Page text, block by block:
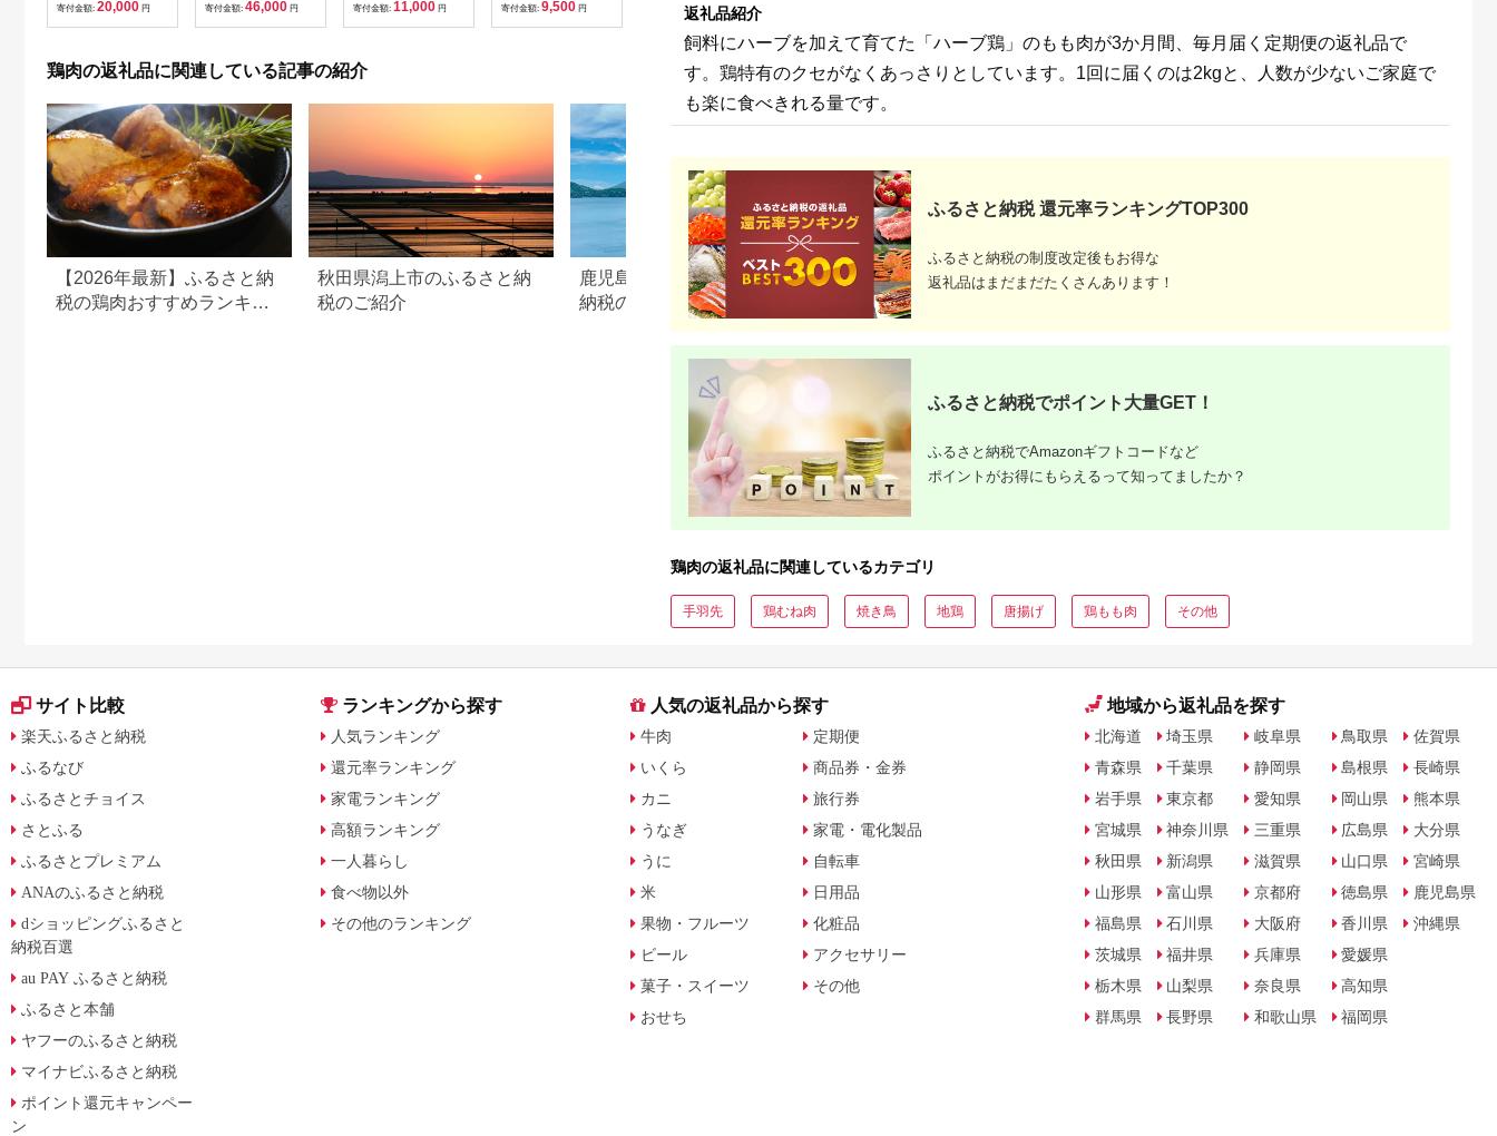
2kg・200g×10パッ
ムネ もも肉 むね肉 胸
おつまみ
寄付金額: 20,000 円
チキン スープ カレー
寄付金額: 46,000 円 寄付金額: 11,000 円 寄付金額: 9,500 円
崎県 日向市
452060063]
寄付金額:11,000円
ルト カレー お取り寄
からあげ 唐揚げ から
あげ から揚げ お弁当
弁当 おかず お惣菜 お
つまみ お肉 肉 鶏 鶏
おかず ギフト
鶏肉の返礼品に関連している記事の紹介
【2026年最新】ふるさと納
税の鶏肉おすすめランキン
秋田県潟上市のふるさと納
税のご紹介
鹿児島県指宿市のふるさと
納税のご紹介
宮崎県小林市のふるさと納
税のご紹介
返礼品紹介
飼料にハーブを加えて育てた「ハーブ鶏」のもも肉が3か月間、毎月届く定期便の返礼品で
す。鶏特有のクセがなくあっさりとしています。1回に届くのは2kgと、人数が少ないご家庭で
も楽に食べきれる量です。
ふるさと納税 還元率ランキングTOP300
ふるさと納税の制度改定後もお得な
返礼品はまだまだたくさんあります！
ふるさと納税でポイント大量GET！
ふるさと納税でAmazonギフトコードなど
ポイントがお得にもらえるって知ってましたか？
鶏肉の返礼品に関連しているカテゴリ
手羽先 鶏むね肉 焼き鳥 地鶏 唐揚げ 鶏もも肉 その他
サイト比較
楽天ふるさと納税
ふるなび
ふるさとチョイス
さとふる
ふるさとプレミアム
ANAのふるさと納税
dショッピングふるさと
納税百選
au PAY ふるさと納税
ふるさと本舗
ヤフーのふるさと納税
マイナビふるさと納税
ポイント還元キャンペー
ン
ランキングから探す
人気ランキング
還元率ランキング
家電ランキング
高額ランキング
一人暮らし
食べ物以外
その他のランキング
人気の返礼品から探す
牛肉
いくら
カニ
うなぎ
うに
米
果物・フルーツ
ビール
菓子・スイーツ
おせち
定期便
商品券・金券
旅行券
家電・電化製品
自転車
日用品
化粧品
アクセサリー
その他
地域から返礼品を探す
北海道
青森県
岩手県
宮城県
秋田県
山形県
福島県
茨城県
栃木県
群馬県
埼玉県
千葉県
東京都
神奈川県
新潟県
富山県
石川県
福井県
山梨県
長野県
岐阜県
静岡県
愛知県
三重県
滋賀県
京都府
大阪府
兵庫県
奈良県
和歌山県
鳥取県
島根県
岡山県
広島県
山口県
徳島県
香川県
愛媛県
高知県
福岡県
佐賀県
長崎県
熊本県
大分県
宮崎県
鹿児島県
沖縄県